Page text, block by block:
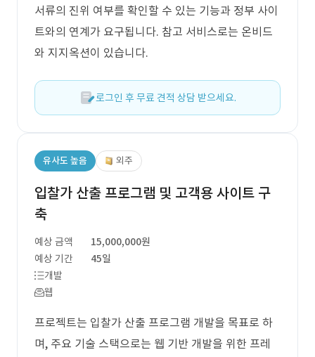
서류의 진위 여부를 확인할 수 있는 기능과 정부 사이
트와의 연계가 요구됩니다. 참고 서비스로는 온비드
와 지지옥션이 있습니다.
로그인 후 무료 견적 상담 받으세요.
유사도 높음 외주
입찰가 산출 프로그램 및 고객용 사이트 구
축
예상 금액
15,000,000원
예상 기간
45일
개발
웹
프로젝트는 입찰가 산출 프로그램 개발을 목표로 하
며, 주요 기술 스택으로는 웹 기반 개발을 위한 프레